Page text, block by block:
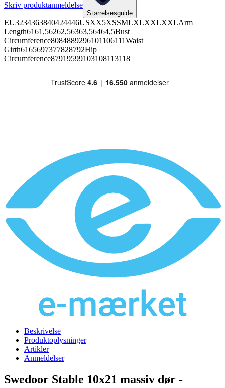
Skriv produktanmeldelse
Størrelsesguide
EU3234363840424446USXX5XSSMLXLXXLXXLArm
Length6161,56262,56363,56464,5Bust
Circumference8084889296101106111Waist
Girth6165697377828792Hip
Circumference87919599103108113118
Beskrivelse
Produktoplysninger
Artikler
Anmeldelser
Swedoor Stable 10x21 massiv dør -